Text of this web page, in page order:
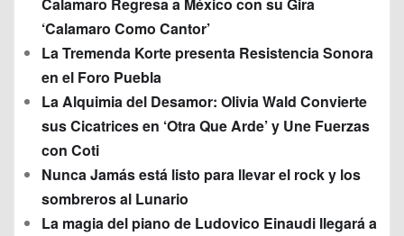
‘Calamaro Como Cantor’
La Tremenda Korte presenta Resistencia Sonora
en el Foro Puebla
La Alquimia del Desamor: Olivia Wald Convierte
sus Cicatrices en ‘Otra Que Arde’ y Une Fuerzas
con Coti
Nunca Jamás está listo para llevar el rock y los
sombreros al Lunario
La magia del piano de Ludovico Einaudi llegará a